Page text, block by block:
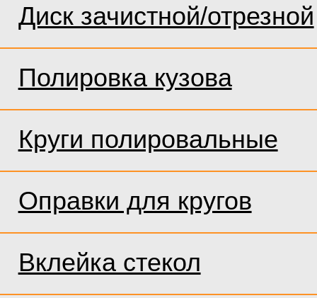
Диск зачистной/отрезной
Полировка кузова
Круги полировальные
Оправки для кругов
Вклейка стекол